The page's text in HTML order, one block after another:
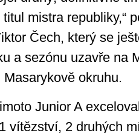
mistra republiky,“
Čech, který se
a sezónu uzavře na
okruhu.
Junior A
vítězství, 2 druhých